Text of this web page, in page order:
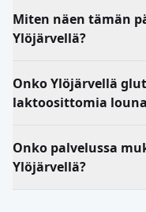
Miten näen tämän
Ylöjärvellä?
Onko Ylöjärvellä
laktoosittomia
Onko palvelussa
Ylöjärvellä?